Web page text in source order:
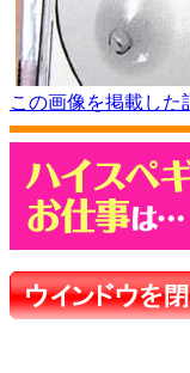
この画像を掲載した